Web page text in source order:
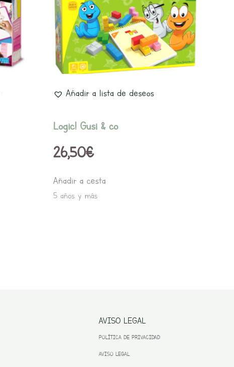
Añadir a lista de deseos
Logic! Gusi & co
26,50€
Añadir a cesta
5 años y más
AVISO LEGAL
POLÍTICA DE PRIVACIDAD
AVISO LEGAL